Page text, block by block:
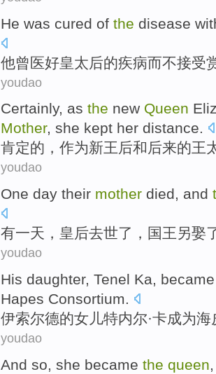
He was cured of the disease
他曾 医好皇太后的疾病而不接受
youdao
Certainly, as the new Queen
Mother, she kept her distance.
肯定的， 作为新王后和 后来的王
youdao
One day their mother died, and
有一天 ， 皇后去世了 ， 国王 另娶
youdao
His daughter, Tenel Ka, became
Hapes Consortium.
伊索尔德的女儿特内尔·卡成为海
youdao
And so, she became the queen